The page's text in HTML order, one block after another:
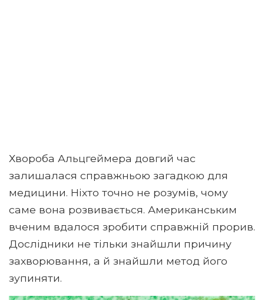
Хвороба Альцгеймера довгий час
залишалася справжньою загадкою для
медицини. Ніхто точно не розумів, чому
саме вона розвивається. Американським
вченим вдалося зробити справжній прорив.
Дослідники не тільки знайшли причину
захворювання, а й знайшли метод його
зупиняти.